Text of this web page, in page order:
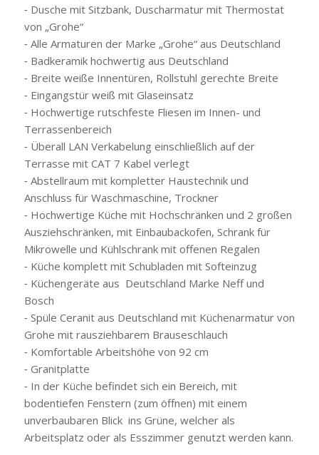
⁃ Dusche mit Sitzbank, Duscharmatur mit Thermostat
von „Grohe“
⁃ Alle Armaturen der Marke „Grohe“ aus Deutschland
⁃ Badkeramik hochwertig aus Deutschland
⁃ Breite weiße Innentüren, Rollstuhl gerechte Breite
⁃ Eingangstür weiß mit Glaseinsatz
⁃ Hochwertige rutschfeste Fliesen im Innen- und
Terrassenbereich
⁃ Überall LAN Verkabelung einschließlich auf der
Terrasse mit CAT 7 Kabel verlegt
⁃ Abstellraum mit kompletter Haustechnik und
Anschluss für Waschmaschine, Trockner
⁃ Hochwertige Küche mit Hochschränken und 2 großen
Ausziehschränken, mit Einbaubackofen, Schrank für
Mikrowelle und Kühlschrank mit offenen Regalen
⁃ Küche komplett mit Schubladen mit Softeinzug
⁃ Küchengeräte aus Deutschland Marke Neff und
Bosch
⁃ Spüle Ceranit aus Deutschland mit Küchenarmatur von
Grohe mit rausziehbarem Brauseschlauch
⁃ Komfortable Arbeitshöhe von 92 cm
⁃ Granitplatte
⁃ In der Küche befindet sich ein Bereich, mit
bodentiefen Fenstern (zum öffnen) mit einem
unverbaubaren Blick ins Grüne, welcher als
Arbeitsplatz oder als Esszimmer genutzt werden kann.